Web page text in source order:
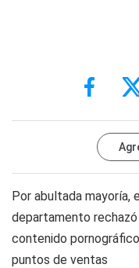
Por abultada mayoría,
departamento
contenido
puntos de ventas